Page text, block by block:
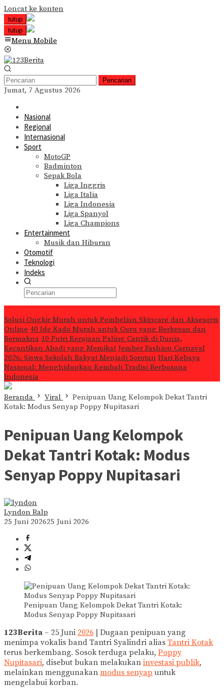
Loncat ke konten
tutup
tutup
Menu Mobile
Pencarian
Jumat, 7 Agustus 2026
Nasional
Regional
Internasional
Sport
MotoGP
Badminton
Sepak Bola
Liga Inggris
Liga Italia
Liga Indonesia
Liga Spanyol
Liga Champions
Entertainment
Musik dan Hiburan
Otomotif
Teknologi
Indeks
Solusi Ongkir Murah untuk Pembelian Skincare dan Aksesoris
Online 40 Ide Kado Murah untuk Guru yang Berkesan dan
Bermakna 10 Putri Kerajaan Paling Cantik di Dunia,
Kecantikan Abadi yang Memikat Jember Fashion Carnaval
2026: Siswa Sekolah Rakyat Menjadi Sorotan Hari Kebaya
Nasional: Menghidupkan Kembali Tradisi Berbusana
Indonesia
Beranda Viral
Penipuan Uang Kelompok Dekat Tantri
Kotak: Modus Senyap Poppy Nupitasari
Penipuan Uang Kelompok
Dekat Tantri Kotak: Modus
Senyap Poppy Nupitasari
Lyndon Ralp
25 Juni 202625 Juni 2026
Penipuan Uang Kelompok Dekat Tantri Kotak:
Modus Senyap Poppy Nupitasari
123Berita – 25 Juni 2026 | Dugaan penipuan yang
menimpa vokalis band Tantri Syalindri alias Tantri Kotak
terus berkembang. Sosok terduga pelaku, Poppy
Nupitasari, disebut bukan melakukan investasi publik,
melainkan menggunakan modus senyap untuk
mengelabui korban.